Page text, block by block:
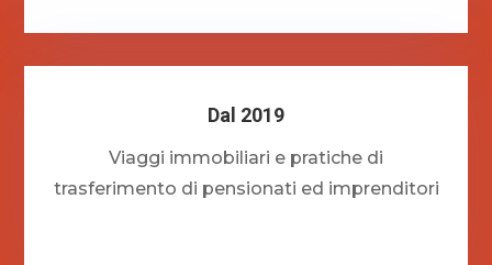
Dal 2019
Viaggi immobiliari e pratiche di
trasferimento di pensionati ed imprenditori